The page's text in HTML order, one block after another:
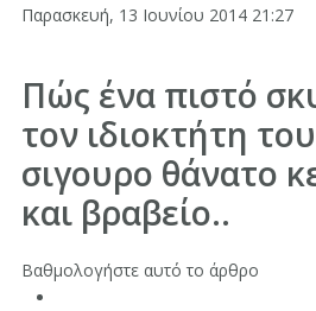
Παρασκευή, 13 Ιουνίου 2014 21:27
Πώς ένα πιστό
τον ιδιοκτήτη
σιγουρο θάνατο
και βραβείο..
Βαθμολογήστε αυτό το άρθρο